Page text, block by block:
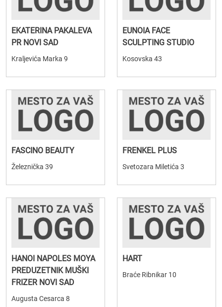
EKATERINA PAKALEVA
PR NOVI SAD
Kraljevića Marka 9
EUNOIA FACE
SCULPTING STUDIO
Kosovska 43
FASCINO BEAUTY
Železnička 39
FRENKEL PLUS
Svetozara Miletića 3
HANOI NAPOLES MOYA
PREDUZETNIK MUŠKI
FRIZER NOVI SAD
Augusta Cesarca 8
HART
Braće Ribnikar 10